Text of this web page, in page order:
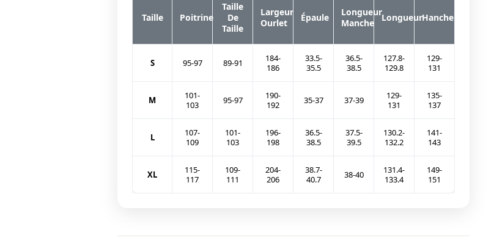
Taille Poitrine
Taille
De
Taille
Largeur
Ourlet
Épaule
Longueur
Manche
LongueurHanche
S 95-97 89-91
184-
186
33.5-
35.5
36.5-
38.5
127.8-
129.8
129-
131
M
101-
103
95-97
190-
192
35-37 37-39
129-
131
135-
137
L
107-
109
101-
103
196-
198
36.5-
38.5
37.5-
39.5
130.2-
132.2
141-
143
XL
115-
117
109-
111
204-
206
38.7-
40.7
38-40
131.4-
133.4
149-
151